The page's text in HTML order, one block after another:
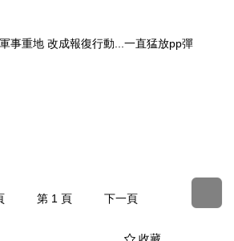
事重地 改成報復行動...一直猛放pp彈
第 1 頁 下一頁